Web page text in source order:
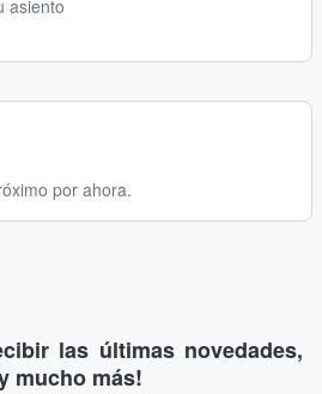
asiento
por ahora.
las últimas novedades,
mucho más!